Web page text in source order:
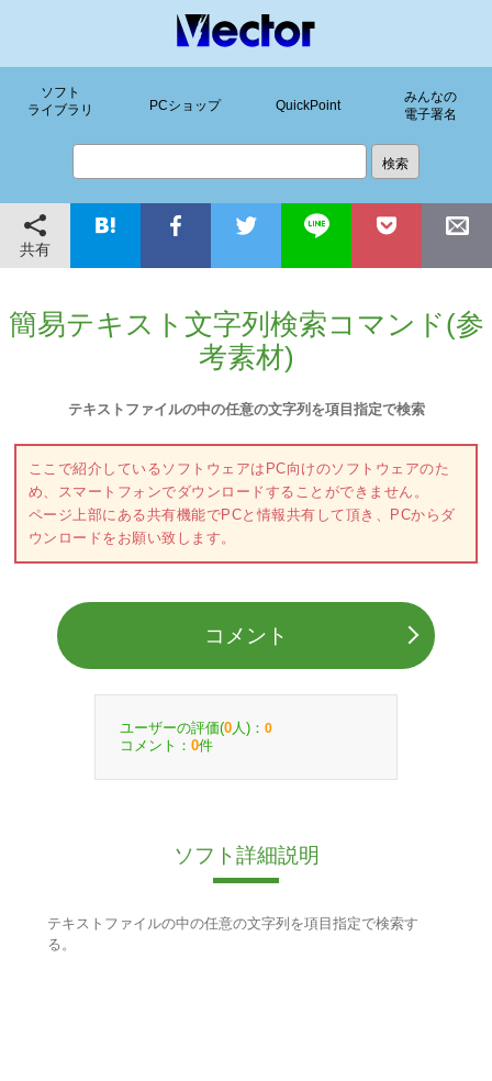
ソフト
ライブラリ
PCショップ QuickPoint
みんなの
電子署名
共有
簡易テキスト文字列検索コマンド(参
考素材)
テキストファイルの中の任意の文字列を項目指定で検索
ここで紹介しているソフトウェアはPC向けのソフトウェアのた
め、スマートフォンでダウンロードすることができません。
ページ上部にある共有機能でPCと情報共有して頂き、PCからダ
ウンロードをお願い致します。
コメント
ユーザーの評価(0 人)： 0
コメント： 0件
ソフト詳細説明
テキストファイルの中の任意の文字列を項目指定で検索す
る。